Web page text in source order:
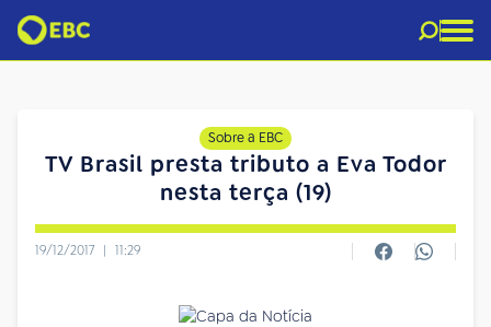
Sobre a EBC
TV Brasil presta tributo a Eva Todor
nesta terça (19)
19/12/2017 | 11:29